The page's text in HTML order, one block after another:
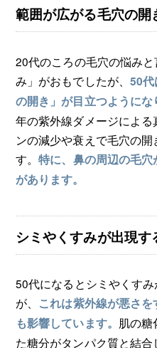
範囲が広がる毛穴の開
20代のころの毛穴の悩み
み」がおもでしたが、 50代
の開き」が目立つようにな
年の紫外線ダメージによ
ンの減少や衰えで毛穴の
す。特に、鼻の周辺の毛
があります。
シミやくすみが出現す
50代になるとシミやくす
が、 これは紫外線が悪さ
も影響しています。 肌の糖
た糖分がタンパク質と結